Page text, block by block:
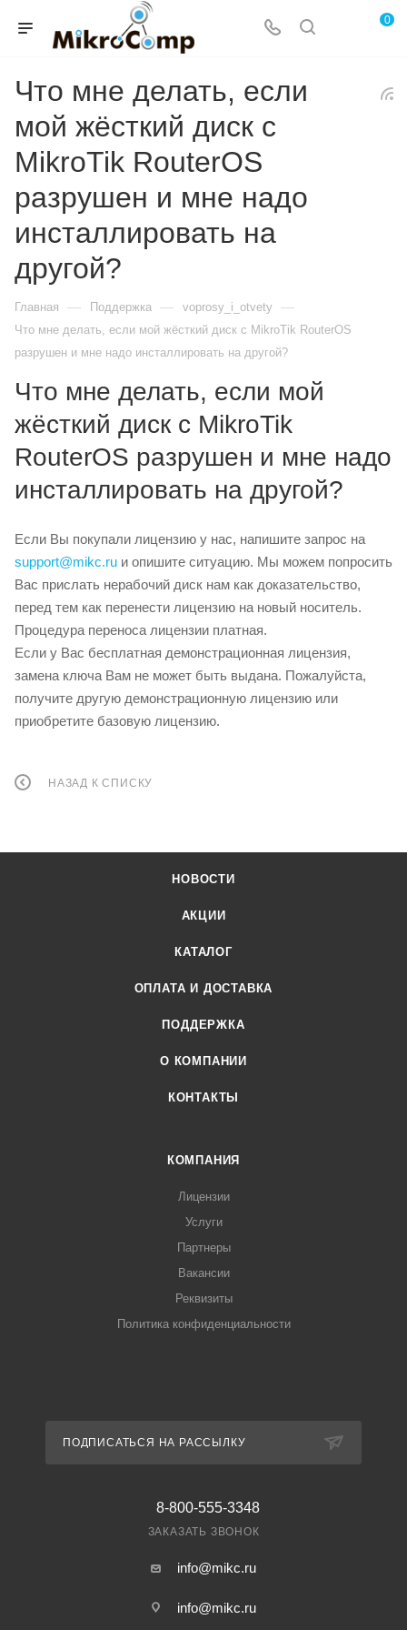
0
Что мне делать, если
мой жёсткий диск с
MikroTik RouterOS
разрушен и мне надо
инсталлировать на
другой?
Главная — Поддержка — voprosy_i_otvety —
Что мне делать, если мой жёсткий диск с MikroTik RouterOS
разрушен и мне надо инсталлировать на другой?
Что мне делать, если мой
жёсткий диск с MikroTik
RouterOS разрушен и мне надо
инсталлировать на другой?
Если Вы покупали лицензию у нас, напишите запрос на
support@mikc.ru и опишите ситуацию. Мы можем попросить
Вас прислать нерабочий диск нам как доказательство,
перед тем как перенести лицензию на новый носитель.
Процедура переноса лицензии платная.
Если у Вас бесплатная демонстрационная лицензия,
замена ключа Вам не может быть выдана. Пожалуйста,
получите другую демонстрационную лицензию или
приобретите базовую лицензию.
НАЗАД К СПИСКУ
НОВОСТИ
АКЦИИ
КАТАЛОГ
ОПЛАТА И ДОСТАВКА
ПОДДЕРЖКА
О КОМПАНИИ
КОНТАКТЫ
КОМПАНИЯ
Лицензии
Услуги
Партнеры
Вакансии
Реквизиты
Политика конфиденциальности
ПОДПИСАТЬСЯ НА РАССЫЛКУ
8-800-555-3348
ЗАКАЗАТЬ ЗВОНОК
info@mikc.ru
info@mikc.ru